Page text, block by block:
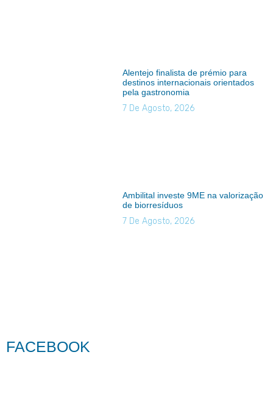
Alentejo finalista de prémio para
destinos internacionais orientados
pela gastronomia
7 De Agosto, 2026
Ambilital investe 9ME na valorização
de biorresíduos
7 De Agosto, 2026
FACEBOOK